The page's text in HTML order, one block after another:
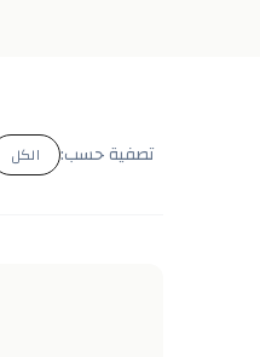
تصفية حسب: الكل